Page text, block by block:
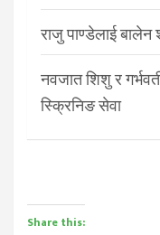
राजु पाण्डेलाई बालेन
नवजात शिशु र
स्क्रिनिङ सेवा
Share this: